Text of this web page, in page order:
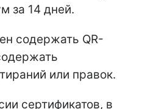
за 14 дней.
содержать QR-
или правок.
сертификатов, в